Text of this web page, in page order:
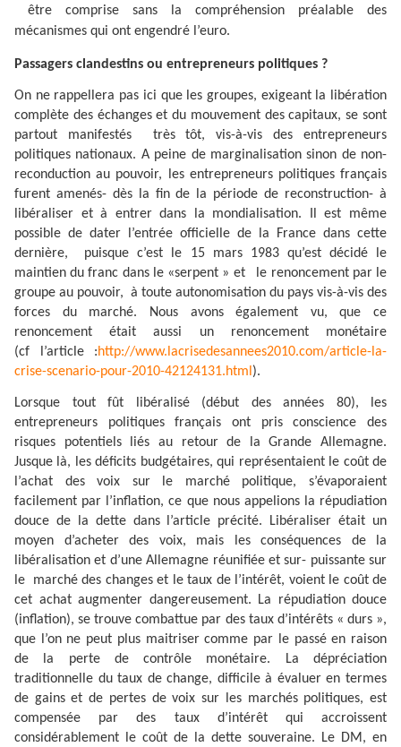
être comprise sans la compréhension préalable des
mécanismes qui ont engendré l’euro.
Passagers clandestins ou entrepreneurs politiques ?
On ne rappellera pas ici que les groupes, exigeant la libération
complète des échanges et du mouvement des capitaux, se sont
partout manifestés
très tôt, vis-à-vis des entrepreneurs
politiques nationaux. A peine de marginalisation sinon de non-
reconduction au pouvoir, les entrepreneurs politiques français
furent amenés- dès la fin de la période de reconstruction- à
libéraliser et à entrer dans la mondialisation. Il est même
possible de dater l’entrée officielle de la France dans cette
dernière,
puisque c’est le 15 mars 1983 qu’est décidé le
maintien du franc dans le «serpent » et le renoncement par le
groupe au pouvoir, à toute autonomisation du pays vis-à-vis des
forces du marché. Nous avons également vu, que ce
renoncement était aussi un renoncement monétaire
(cf l’article :http://www.lacrisedesannees2010.com/article-la-
crise-scenario-pour-2010-42124131.html ).
Lorsque tout fût libéralisé (début des années 80), les
entrepreneurs politiques français ont pris conscience des
risques potentiels liés au retour de la Grande Allemagne.
Jusque là, les déficits budgétaires, qui représentaient le coût de
l’achat des voix sur le marché politique, s’évaporaient
facilement par l’inflation, ce que nous appelions la répudiation
douce de la dette dans l’article précité. Libéraliser était un
moyen d’acheter des voix, mais les conséquences de la
libéralisation et d’une Allemagne réunifiée et sur- puissante sur
le
marché des changes et le taux de l’intérêt, voient le coût de
cet achat augmenter dangereusement. La répudiation douce
(inflation), se trouve combattue par des taux d’intérêts « durs »,
que l’on ne peut plus maitriser comme par le passé en raison
de la perte de contrôle monétaire. La dépréciation
traditionnelle du taux de change, difficile à évaluer en termes
de gains et de pertes de voix sur les marchés politiques, est
compensée par des taux d’intérêt qui accroissent
considérablement le coût de la dette souveraine. Le DM, en